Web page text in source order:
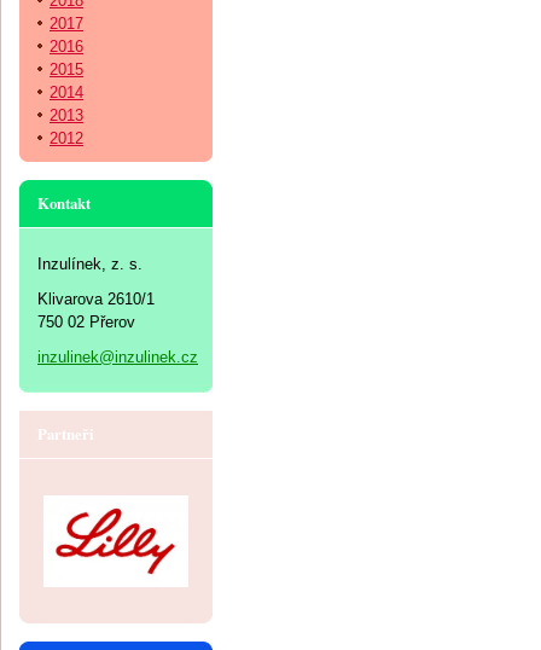
2017
2016
2015
2014
2013
2012
Kontakt
Inzulínek, z. s.
Klivarova 2610/1
750 02 Přerov
inzulinek@inzulinek.cz
Partneři